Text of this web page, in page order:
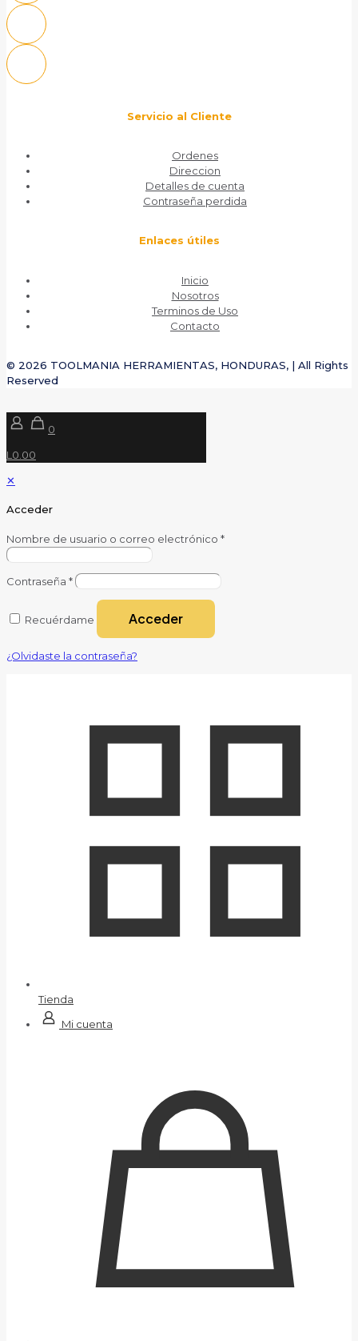
Servicio al Cliente
Ordenes
Direccion
Detalles de cuenta
Contraseña perdida
Enlaces útiles
Inicio
Nosotros
Terminos de Uso
Contacto
© 2026 TOOLMANIA HERRAMIENTAS, HONDURAS, | All Rights
Reserved
0
L0.00
✕
Acceder
Nombre de usuario o correo electrónico *
Contraseña *
Recuérdame Acceder
¿Olvidaste la contraseña?
Tienda
Mi cuenta